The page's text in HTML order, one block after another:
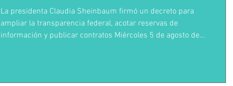
La presidenta Claudia Sheinbaum firmó un decreto para
ampliar la transparencia federal, acotar reservas de
información y publicar contratos Miércoles 5 de agosto de
ciudadanía a la información pública del gobierno de México.